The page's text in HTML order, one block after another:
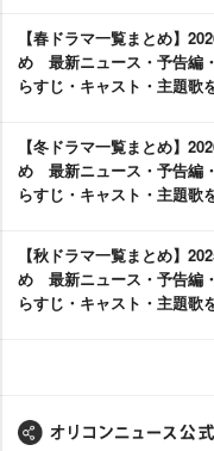
【春ドラマ一覧まとめ】
め 最新ニュース・予告編
らすじ・キャスト・主題歌
【冬ドラマ一覧まとめ】
め 最新ニュース・予告編
らすじ・キャスト・主題歌
【秋ドラマ一覧まとめ】
め 最新ニュース・予告編
らすじ・キャスト・主題歌